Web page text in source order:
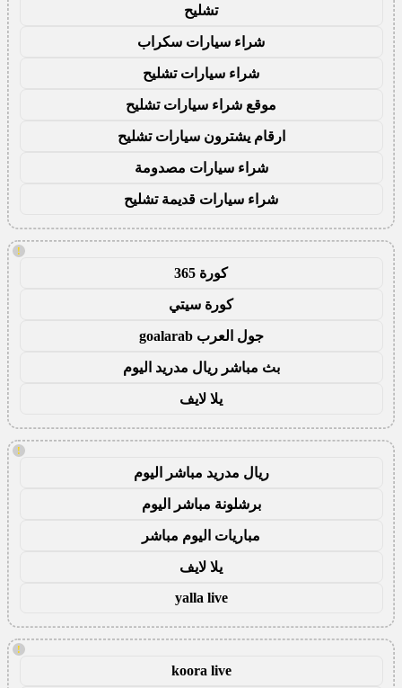
تشليح
شراء سيارات سكراب
شراء سيارات تشليح
موقع شراء سيارات تشليح
ارقام يشترون سيارات تشليح
شراء سيارات مصدومة
شراء سيارات قديمة تشليح
!
كورة 365
كورة سيتي
جول العرب goalarab
بث مباشر ريال مدريد اليوم
يلا لايف
!
ريال مدريد مباشر اليوم
برشلونة مباشر اليوم
مباريات اليوم مباشر
يلا لايف
yalla live
!
koora live